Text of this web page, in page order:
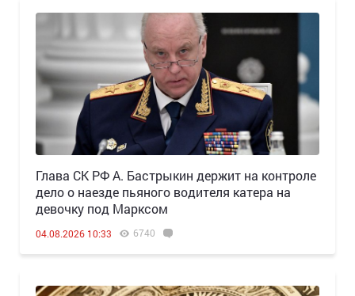
Глава СК РФ А. Бастрыкин держит на контроле
дело о наезде пьяного водителя катера на
девочку под Марксом
04.08.2026 10:33 6740